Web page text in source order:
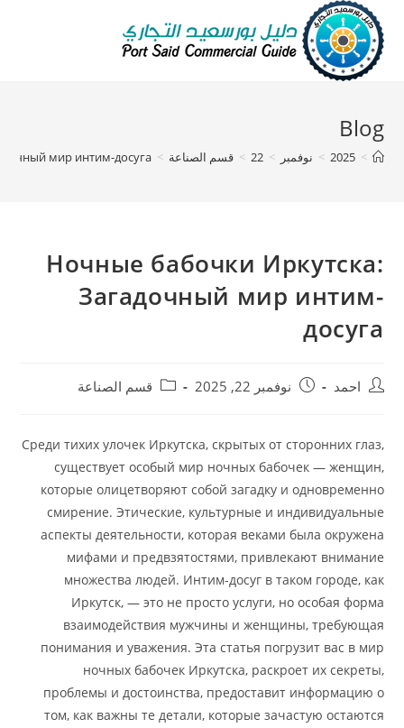
Blog
>
2025
> نوفمبر >
22
> قسم الصناعة >
мир интим-досуга
Ночные бабочки Иркутска:
Загадочный мир интим-
досуга
احمد نوفمبر 22, 2025 قسم الصناعة
Среди тихих улочек Иркутска, скрытых от сторонних глаз,
существует особый мир ночных бабочек — женщин,
которые олицетворяют собой загадку и одновременно
смирение. Этические, культурные и индивидуальные
аспекты деятельности, которая веками была окружена
мифами и предвзятостями, привлекают внимание
множества людей. Интим-досуг в таком городе, как
Иркутск, — это не просто услуги, но особая форма
взаимодействия мужчины и женщины, требующая
понимания и уважения. Эта статья погрузит вас в мир
ночных бабочек Иркутска, раскроет их секреты,
проблемы и достоинства, предоставит информацию о
том, как важны те детали, которые зачастую остаются